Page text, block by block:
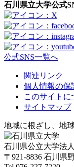
石川県立大学公式
公式SNS一覧へ
関連リンク
個人情報の保
このサイトに
サイトマップ
地域に根ざし、地
石川県公立大学法
〒921-8836 石川県